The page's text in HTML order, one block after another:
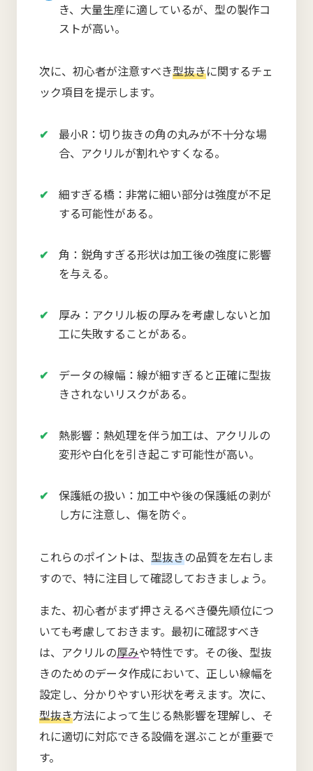
き、大量生産に適しているが、型の製作コ
ストが高い。
次に、初心者が注意すべき型抜きに関するチェ
ック項目を提示します。
最小R：切り抜きの角の丸みが不十分な場
合、アクリルが割れやすくなる。
細すぎる橋：非常に細い部分は強度が不足
する可能性がある。
角：鋭角すぎる形状は加工後の強度に影響
を与える。
厚み：アクリル板の厚みを考慮しないと加
工に失敗することがある。
データの線幅：線が細すぎると正確に型抜
きされないリスクがある。
熱影響：熱処理を伴う加工は、アクリルの
変形や白化を引き起こす可能性が高い。
保護紙の扱い：加工中や後の保護紙の剥が
し方に注意し、傷を防ぐ。
これらのポイントは、 型抜きの品質を左右しま
すので、特に注目して確認しておきましょう。
また、初心者がまず押さえるべき優先順位につ
いても考慮しておきます。最初に確認すべき
は、アクリルの厚みや特性です。その後、型抜
きのためのデータ作成において、正しい線幅を
設定し、分かりやすい形状を考えます。次に、
型抜き方法によって生じる熱影響を理解し、そ
れに適切に対応できる設備を選ぶことが重要で
す。